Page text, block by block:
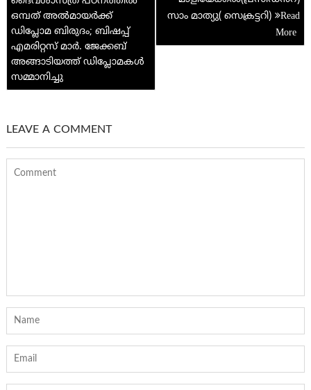
ഒമ്പത് അൽമായർക്ക്
ഡിപ്ലോമ ബിരുദം; ബിഷപ്പ്
എമരിറ്റസ് മാർ. ജേക്കബ്
അങ്ങാടിയത്ത് ഡിപ്ലോമകൾ
സമ്മാനിച്ചു
സാം മാത്യു( സെക്രട്ടറി)
LEAVE A COMMENT